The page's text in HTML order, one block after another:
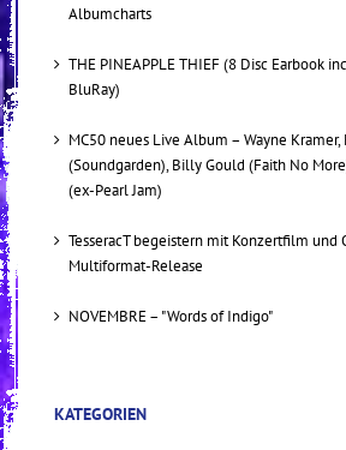
Albumcharts
THE PINEAPPLE THIEF (8 Disc Earbook
BluRay)
MC50 neues Live Album – Wayne
(Soundgarden), Billy Gould (Faith No
(ex-Pearl Jam)
TesseracT begeistern mit Konzertfilm und
Multiformat-Release
NOVEMBRE – "Words of Indigo"
KATEGORIEN